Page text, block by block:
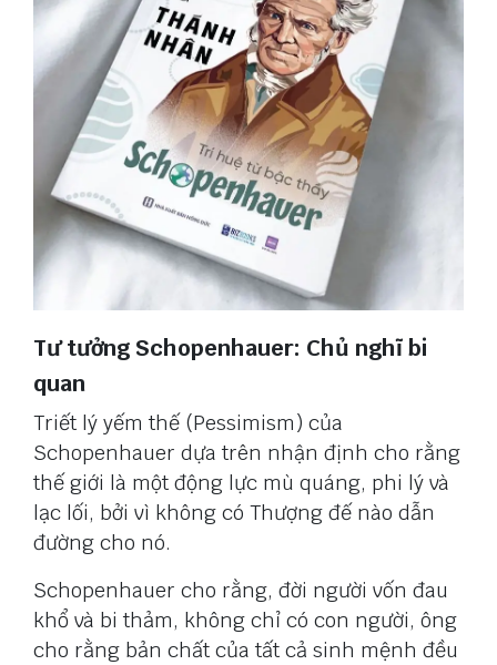
Tư tưởng Schopenhauer: Chủ nghĩ bi
quan
Triết lý yếm thế (Pessimism) của
Schopenhauer dựa trên nhận định cho rằng
thế giới là một động lực mù quáng, phi lý và
lạc lối, bởi vì không có Thượng đế nào dẫn
đường cho nó.
Schopenhauer cho rằng, đời người vốn đau
khổ và bi thảm, không chỉ có con người, ông
cho rằng bản chất của tất cả sinh mệnh đều